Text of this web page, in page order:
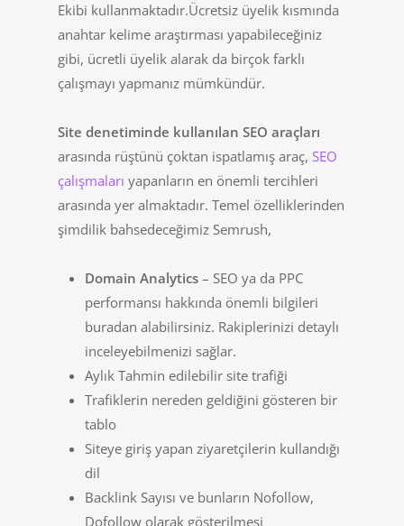
Ekibi kullanmaktadır.Ücretsiz üyelik kısmında
anahtar kelime araştırması yapabileceğiniz
gibi, ücretli üyelik alarak da birçok farklı
çalışmayı yapmanız mümkündür.
Site denetiminde kullanılan SEO araçları
arasında rüştünü çoktan ispatlamış araç, SEO
çalışmaları yapanların en önemli tercihleri
arasında yer almaktadır. Temel özelliklerinden
şimdilik bahsedeceğimiz Semrush,
Domain Analytics – SEO ya da PPC
performansı hakkında önemli bilgileri
buradan alabilirsiniz. Rakiplerinizi detaylı
inceleyebilmenizi sağlar.
Aylık Tahmin edilebilir site trafiği
Trafiklerin nereden geldiğini gösteren bir
tablo
Siteye giriş yapan ziyaretçilerin kullandığı
dil
Backlink Sayısı ve bunların Nofollow,
Dofollow olarak gösterilmesi